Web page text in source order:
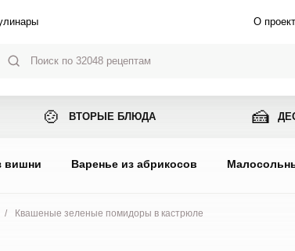
О
🍲 ВТОРЫЕ БЛЮДА 🍰
вишни Варенье из абрикосов
/ Квашеные зеленые помидоры в кастрюле